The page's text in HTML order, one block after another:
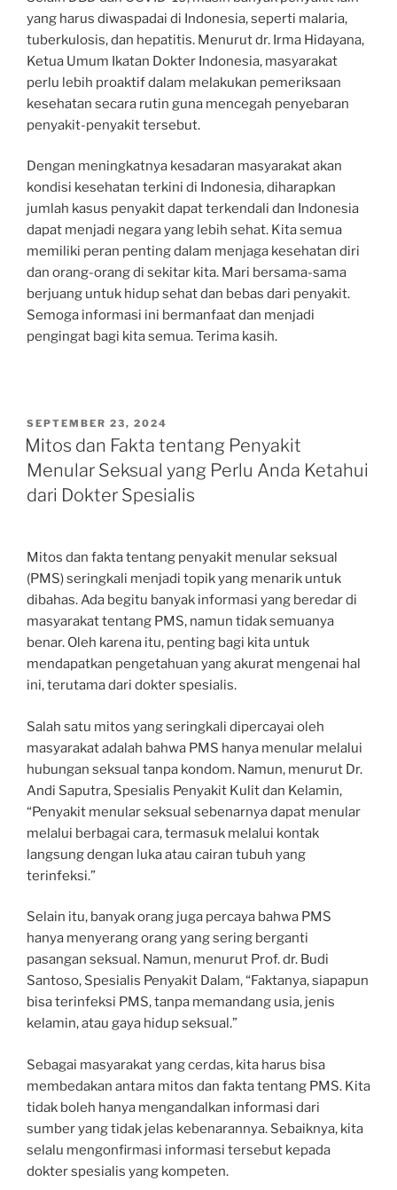
yang harus diwaspadai di Indonesia, seperti malaria,
tuberkulosis, dan hepatitis. Menurut dr. Irma Hidayana,
Ketua Umum Ikatan Dokter Indonesia, masyarakat
perlu lebih proaktif dalam melakukan pemeriksaan
kesehatan secara rutin guna mencegah penyebaran
penyakit-penyakit tersebut.
Dengan meningkatnya kesadaran masyarakat akan
kondisi kesehatan terkini di Indonesia, diharapkan
jumlah kasus penyakit dapat terkendali dan Indonesia
dapat menjadi negara yang lebih sehat. Kita semua
memiliki peran penting dalam menjaga kesehatan diri
dan orang-orang di sekitar kita. Mari bersama-sama
berjuang untuk hidup sehat dan bebas dari penyakit.
Semoga informasi ini bermanfaat dan menjadi
pengingat bagi kita semua. Terima kasih.
POSTED
ON
SEPTEMBER 23, 2024
Mitos dan Fakta tentang Penyakit
Menular Seksual yang Perlu Anda Ketahui
dari Dokter Spesialis
Mitos dan fakta tentang penyakit menular seksual
(PMS) seringkali menjadi topik yang menarik untuk
dibahas. Ada begitu banyak informasi yang beredar di
masyarakat tentang PMS, namun tidak semuanya
benar. Oleh karena itu, penting bagi kita untuk
mendapatkan pengetahuan yang akurat mengenai hal
ini, terutama dari dokter spesialis.
Salah satu mitos yang seringkali dipercayai oleh
masyarakat adalah bahwa PMS hanya menular melalui
hubungan seksual tanpa kondom. Namun, menurut Dr.
Andi Saputra, Spesialis Penyakit Kulit dan Kelamin,
“Penyakit menular seksual sebenarnya dapat menular
melalui berbagai cara, termasuk melalui kontak
langsung dengan luka atau cairan tubuh yang
terinfeksi.”
Selain itu, banyak orang juga percaya bahwa PMS
hanya menyerang orang yang sering berganti
pasangan seksual. Namun, menurut Prof. dr. Budi
Santoso, Spesialis Penyakit Dalam, “Faktanya, siapapun
bisa terinfeksi PMS, tanpa memandang usia, jenis
kelamin, atau gaya hidup seksual.”
Sebagai masyarakat yang cerdas, kita harus bisa
membedakan antara mitos dan fakta tentang PMS. Kita
tidak boleh hanya mengandalkan informasi dari
sumber yang tidak jelas kebenarannya. Sebaiknya, kita
selalu mengonfirmasi informasi tersebut kepada
dokter spesialis yang kompeten.